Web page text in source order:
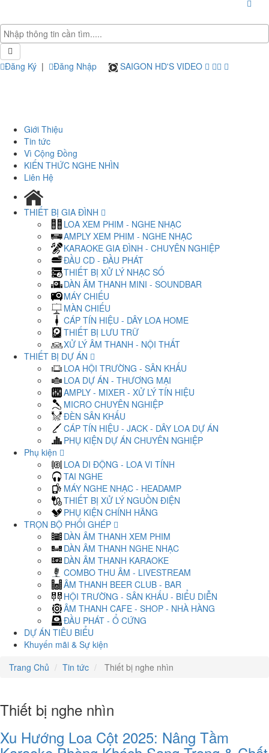
Đăng Ký | Đăng Nhập SAIGON HD'S VIDEO
Giới Thiệu
Tin tức
Vì Cộng Đồng
KIẾN THỨC NGHE NHÌN
Liên Hệ
THIẾT BỊ GIA ĐÌNH
LOA XEM PHIM - NGHE NHẠC
AMPLY XEM PHIM - NGHE NHẠC
KARAOKE GIA ĐÌNH - CHUYÊN NGHIỆP
ĐẦU CD - ĐẦU PHÁT
THIẾT BỊ XỬ LÝ NHẠC SỐ
DÀN ÂM THANH MINI - SOUNDBAR
MÁY CHIẾU
MÀN CHIẾU
CÁP TÍN HIỆU - DÂY LOA HOME
THIẾT BỊ LƯU TRỮ
XỬ LÝ ÂM THANH - NỘI THẤT
THIẾT BỊ DỰ ÁN
LOA HỘI TRƯỜNG - SÂN KHẤU
LOA DỰ ÁN - THƯƠNG MẠI
AMPLY - MIXER - XỬ LÝ TÍN HIỆU
MICRO CHUYÊN NGHIỆP
ĐÈN SÂN KHẤU
CÁP TÍN HIỆU - JACK - DÂY LOA DỰ ÁN
PHỤ KIỆN DỰ ÁN CHUYÊN NGHIỆP
Phụ kiện
LOA DI ĐỘNG - LOA VI TÍNH
TAI NGHE
MÁY NGHE NHẠC - HEADAMP
THIẾT BỊ XỬ LÝ NGUỒN ĐIỆN
PHỤ KIỆN CHÍNH HÃNG
TRỌN BỘ PHỐI GHÉP
DÀN ÂM THANH XEM PHIM
DÀN ÂM THANH NGHE NHẠC
DÀN ÂM THANH KARAOKE
COMBO THU ÂM - LIVESTREAM
ÂM THANH BEER CLUB - BAR
HỘI TRƯỜNG - SÂN KHẤU - BIỂU DIỄN
ÂM THANH CAFE - SHOP - NHÀ HÀNG
ĐẦU PHÁT - Ổ CỨNG
DỰ ÁN TIÊU BIỂU
Khuyến mãi & Sự kiện
Trang Chủ
Tin tức Thiết bị nghe nhìn
Thiết bị nghe nhìn
Xu Hướng Loa Cột 2025: Nâng Tầm